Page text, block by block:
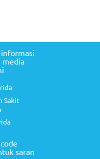
media
Sakit
saran